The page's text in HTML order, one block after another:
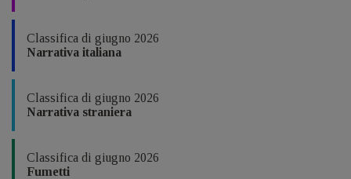
Classifica di giugno 2026
Narrativa italiana
Classifica di giugno 2026
Narrativa straniera
Classifica di giugno 2026
Fumetti